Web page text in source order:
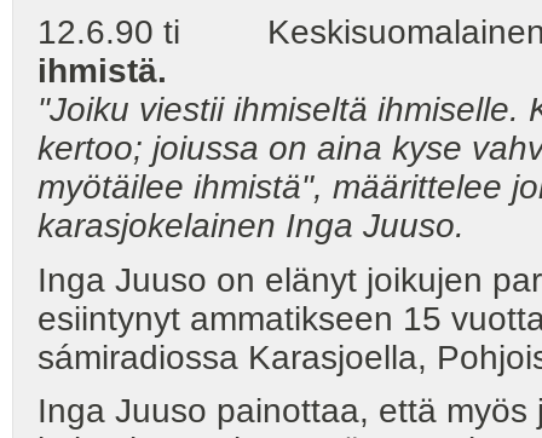
12.6.90 ti Keskisuomalainen
ihmistä.
"Joiku viestii ihmiseltä ihmiselle.
kertoo; joiussa on aina kyse
myötäilee ihmistä", määrittelee
karasjokelainen Inga Juuso.
Inga Juuso on elänyt joikujen
esiintynyt ammatikseen 15
sámiradiossa Karasjoella,
Inga Juuso painottaa, että